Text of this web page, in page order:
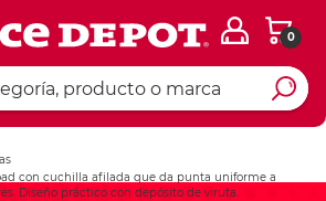
0
con cuchilla afilada que da punta uniforme a
Diseño práctico con depósito de viruta.
Ingresar Codigo